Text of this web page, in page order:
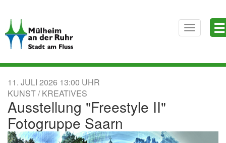
zum
Inhalt
Toggle
navigation
☰
11. JULI 2026 13:00
KUNST / KREATIVES
Ausstellung "Freestyle II"
Fotogruppe Saarn